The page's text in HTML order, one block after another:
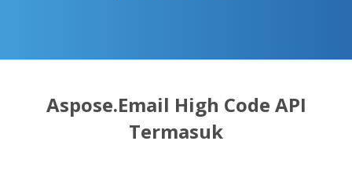
Aspose.Email High Code API
Termasuk